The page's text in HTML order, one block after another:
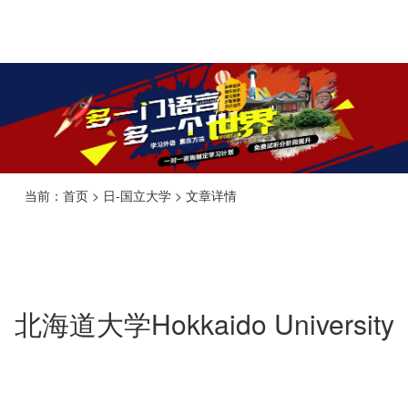
当前：首页 > 日-国立大学 > 文章详情
北海道大学Hokkaido University